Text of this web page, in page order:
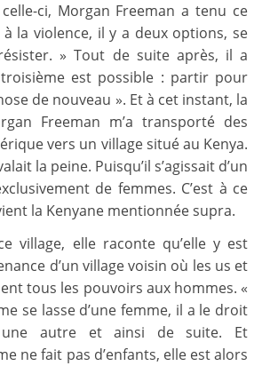
ci, Morgan Freeman a tenu ce
à la violence, il y a deux options, se
» Tout de suite après, il a
est possible : partir pour
de nouveau ». Et à cet instant, la
Freeman m’a transporté des
vers un village situé au Kenya.
la peine. Puisqu’il s’agissait d’un
de femmes. C’est à ce
la Kenyane mentionnée supra.
village, elle raconte qu’elle y est
d’un village voisin où les us et
tous les pouvoirs aux hommes. «
se lasse d’une femme, il a le droit
une autre et ainsi de suite. Et
ne fait pas d’enfants, elle est alors